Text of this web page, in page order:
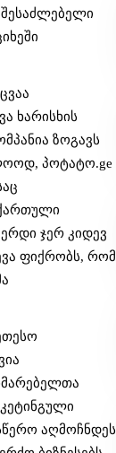
ხარისხის
ზოგავს
პოტატო.ge
ჯერ კიდევ
ფიქრობს, რომ
აღმოჩნდეს